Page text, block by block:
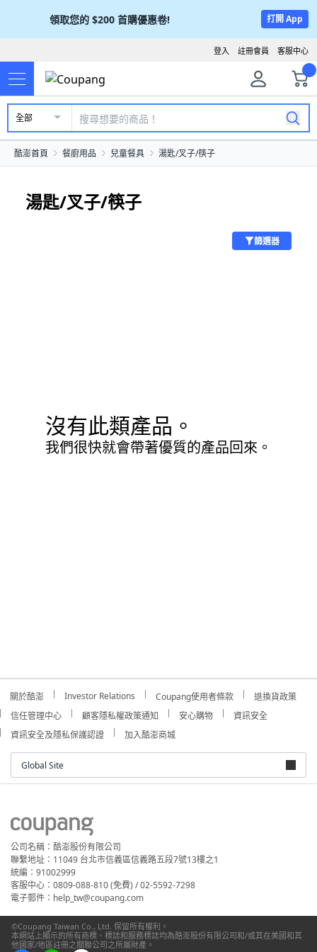
領取您的 $200 首購優惠卷! 打開 App
客服中心
註冊會員
登入
全部
酷澎首頁 餐廚用品 兒童餐具 湯匙/叉子/筷子
湯匙/叉子/筷子
篩選器
沒有此類產品。
我們很快就會帶著優質的產品回來。
關於酷澎 Investor Relations Coupang使用者條款
退換貨政策
信任管理中心
顧客隱私權政策通知 安心購物
資訊安全
資訊安全及隱私保護認證
加入酷澎商城
Global Site
公司名稱：酷澎股份有限公司
聯繫地址：11049 台北市信義區信義路五段7號13樓之1
統編：91002999
客服中心：0809-088-810 (免費) / 02-5592-7298
電子郵件：help_tw@coupang.com
©Coupang Taiwan Co., Ltd. 保留所有權利。
本網站上顯示的所有商標、標誌和服務標誌均為酷澎股份有限公司和/或其在美國和其
他國家/地區註冊之關聯公司之所屬財產。